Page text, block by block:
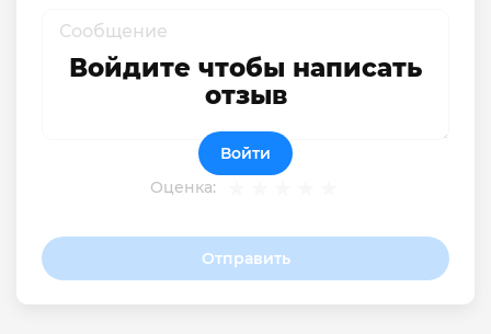
Оценка:
Отправить
Войдите чтобы написать
отзыв
Войти